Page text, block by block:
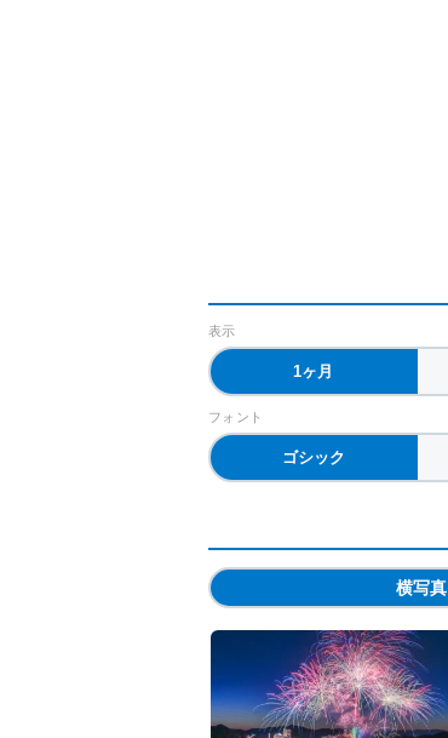
表示
1ヶ月
フォント
ゴシック
横写真